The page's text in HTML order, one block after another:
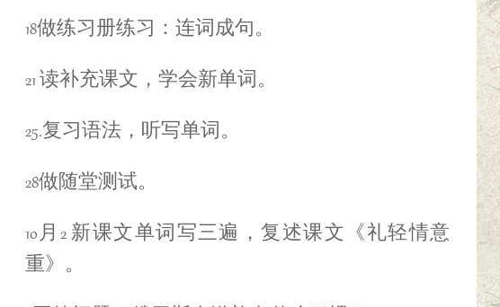
18做练习册练习：连词成句。
21 读补充课文，学会新单词。
25.复习语法，听写单词。
28做随堂测试。
10月2 新课文单词写三遍，复述课文《礼轻情意
重》。